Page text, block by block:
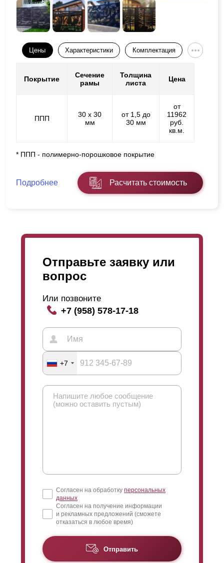
Цены Характеристики Комплектация
Покрытие
Сечение
рамы
Толщина
листа
Цена
ППП
30 х 30
мм
от 1,5 до
30 мм
от
11962
руб.
кв.м.
* ППП - полимерно-порошковое покрытие
Подробнее Расчитать стоимость
Отправьте заявку или
вопрос
Или позвоните
+7 (958) 578-17-18
+7
Согласен на обработку персональных
данных
Согласен на получение информации
и рекламных предложений (сможете
отказаться в любое время)
Отправить